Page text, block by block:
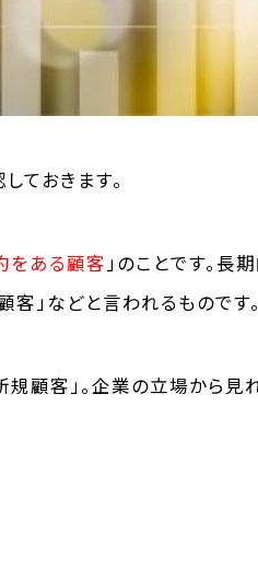
ておきます。
をある顧客」のことです。 長
」などと言われるものです。
顧客」。企業の立場から見